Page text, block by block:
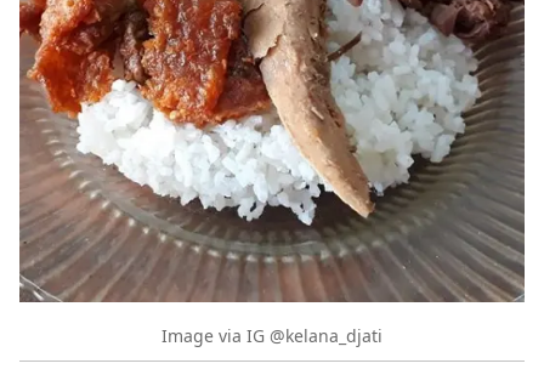
Image via IG @kelana_djati